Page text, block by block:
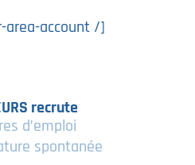
area-account /]
recrute
d’emploi
spontanée